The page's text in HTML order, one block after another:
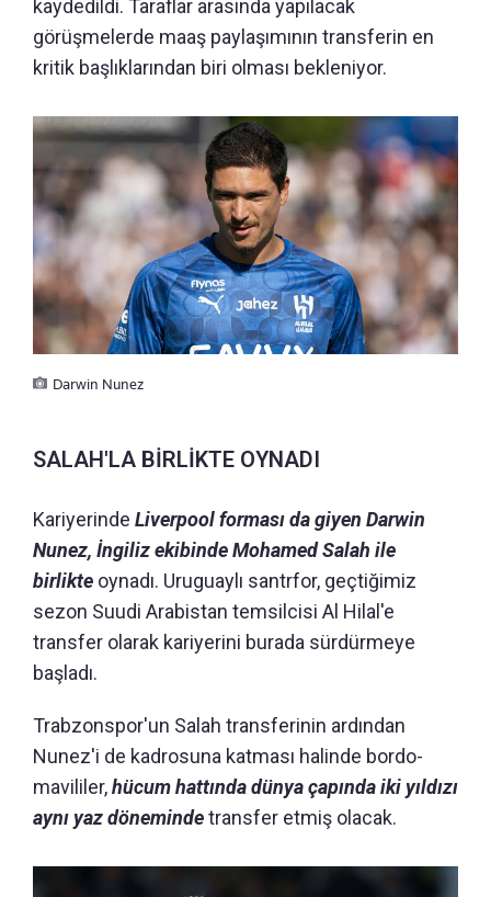
kaydedildi. Taraflar arasında yapılacak
görüşmelerde maaş paylaşımının transferin en
kritik başlıklarından biri olması bekleniyor.
Darwin Nunez
SALAH'LA BİRLİKTE OYNADI
Kariyerinde Liverpool forması da giyen Darwin
Nunez, İngiliz ekibinde Mohamed Salah ile
birlikte oynadı. Uruguaylı santrfor, geçtiğimiz
sezon Suudi Arabistan temsilcisi Al Hilal'e
transfer olarak kariyerini burada sürdürmeye
başladı.
Trabzonspor'un Salah transferinin ardından
Nunez'i de kadrosuna katması halinde bordo-
mavililer,hücum hattında dünya çapında iki yıldızı
aynı yaz dönemindetransfer etmiş olacak.